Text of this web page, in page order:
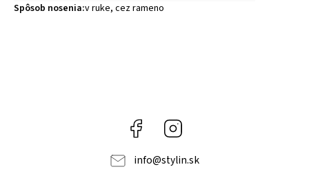
Spôsob nosenia:v ruke, cez rameno
Facebook
info@stylin.sk